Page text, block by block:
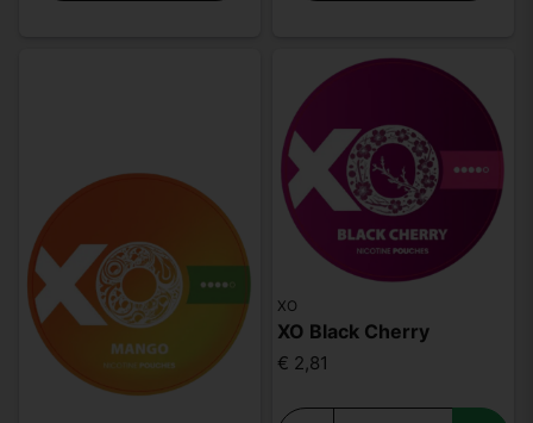
XO
XO Black Cherry
€ 2,81